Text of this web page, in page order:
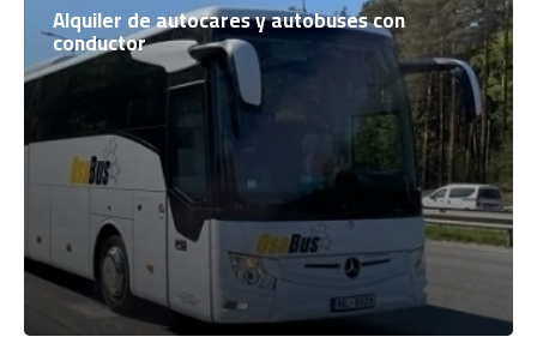
Alquiler de autocares y autobuses con
conductor